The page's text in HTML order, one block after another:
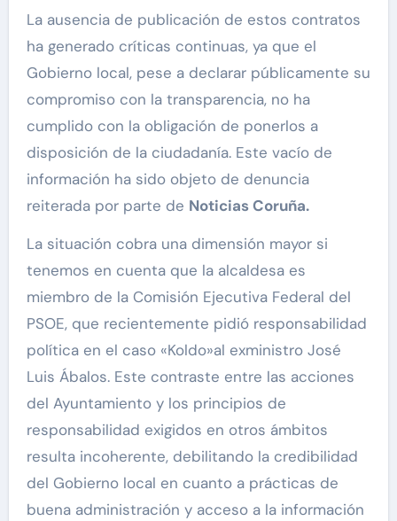
La ausencia de publicación de estos contratos
ha generado críticas continuas, ya que el
Gobierno local, pese a declarar públicamente su
compromiso con la transparencia, no ha
cumplido con la obligación de ponerlos a
disposición de la ciudadanía. Este vacío de
información ha sido objeto de denuncia
reiterada por parte de Noticias Coruña.
La situación cobra una dimensión mayor si
tenemos en cuenta que la alcaldesa es
miembro de la Comisión Ejecutiva Federal del
PSOE, que recientemente pidió responsabilidad
política en el caso «Koldo»al exministro José
Luis Ábalos. Este contraste entre las acciones
del Ayuntamiento y los principios de
responsabilidad exigidos en otros ámbitos
resulta incoherente, debilitando la credibilidad
del Gobierno local en cuanto a prácticas de
buena administración y acceso a la información